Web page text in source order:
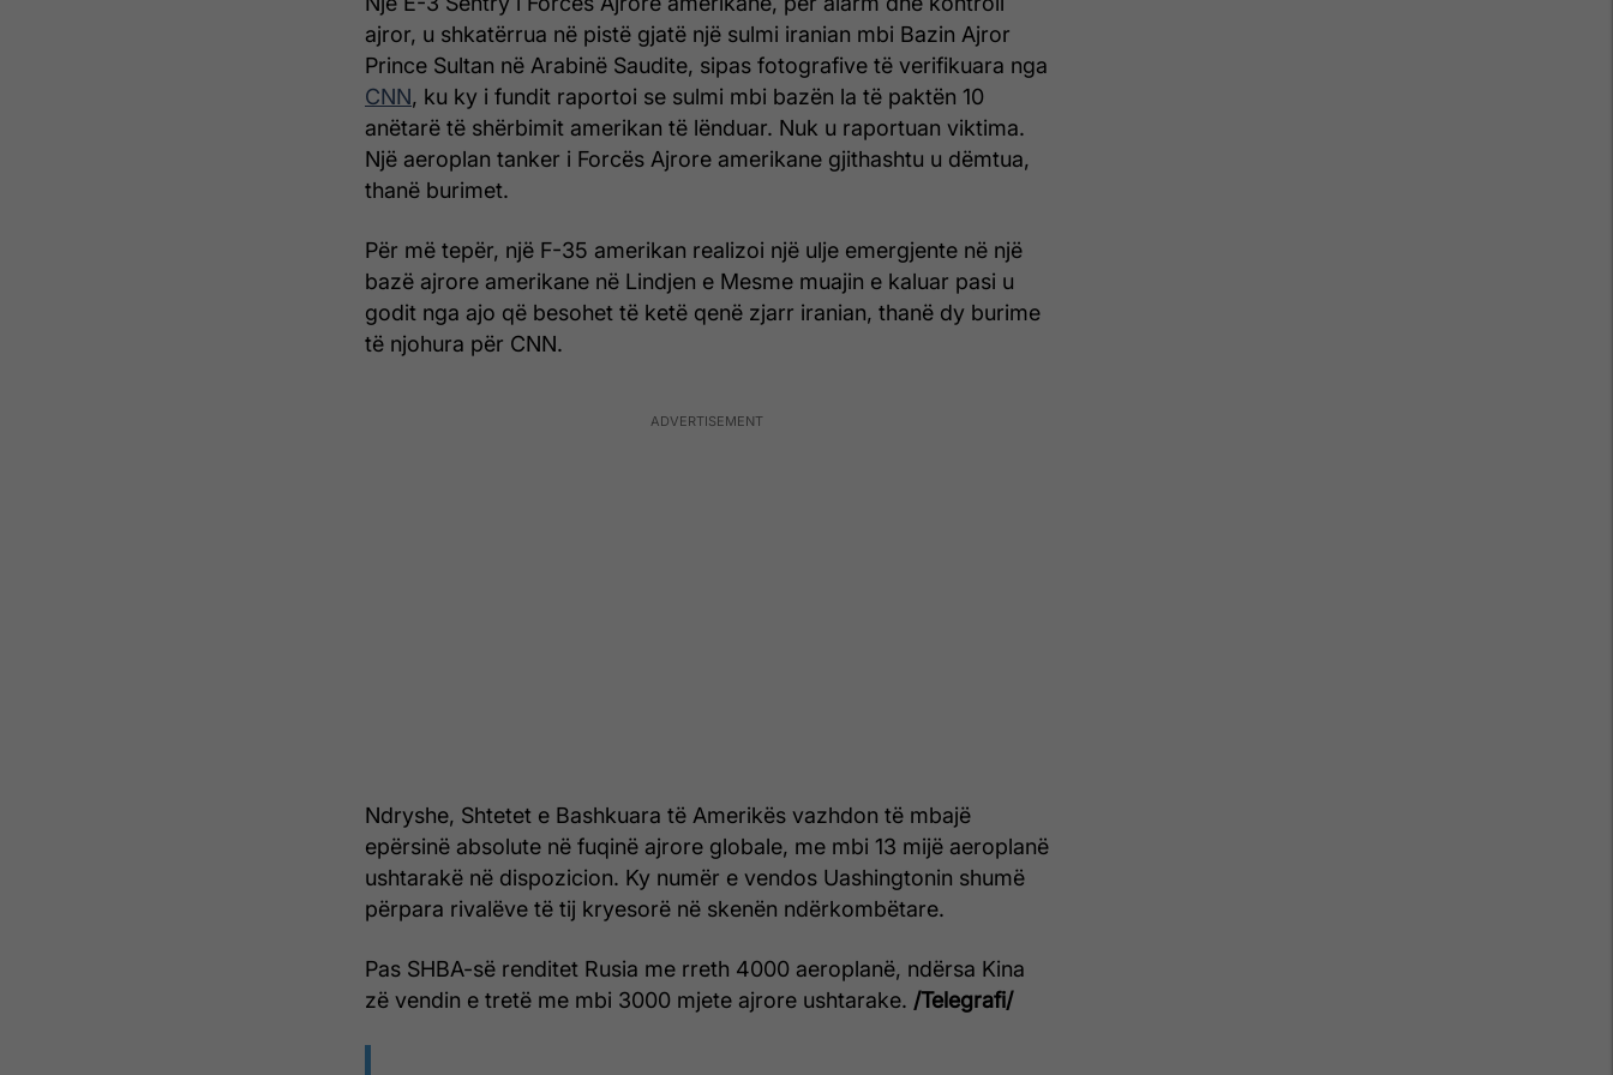
ajror, u shkatërrua në pistë gjatë një sulmi iranian mbi Bazin Ajror
Prince Sultan në Arabinë Saudite, sipas fotografive të verifikuara nga
CNN, ku ky i fundit raportoi se sulmi mbi bazën la të paktën 10
anëtarë të shërbimit amerikan të lënduar. Nuk u raportuan viktima.
Një aeroplan tanker i Forcës Ajrore amerikane gjithashtu u dëmtua,
thanë burimet.
Për më tepër, një F-35 amerikan realizoi një ulje emergjente në një
bazë ajrore amerikane në Lindjen e Mesme muajin e kaluar pasi u
godit nga ajo që besohet të ketë qenë zjarr iranian, thanë dy burime
të njohura për CNN.
Ndryshe, Shtetet e Bashkuara të Amerikës vazhdon të mbajë
epërsinë absolute në fuqinë ajrore globale, me mbi 13 mijë aeroplanë
ushtarakë në dispozicion. Ky numër e vendos Uashingtonin shumë
përpara rivalëve të tij kryesorë në skenën ndërkombëtare.
Pas SHBA-së renditet Rusia me rreth 4000 aeroplanë, ndërsa Kina
zë vendin e tretë me mbi 3000 mjete ajrore ushtarake. /Telegrafi/